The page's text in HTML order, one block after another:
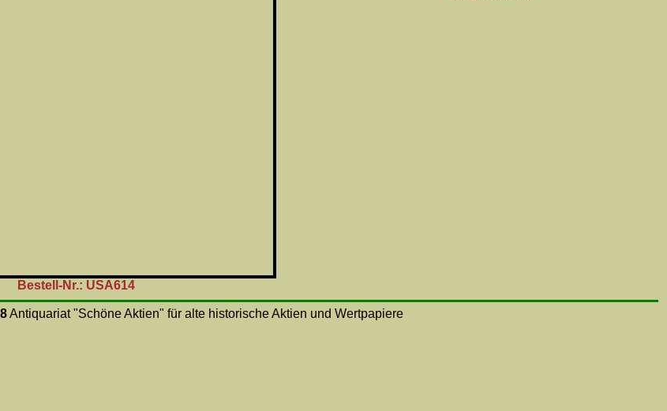
Bestell-Nr.: USA614
Antiquariat "Schöne Aktien" für alte historische Aktien und Wertpapiere